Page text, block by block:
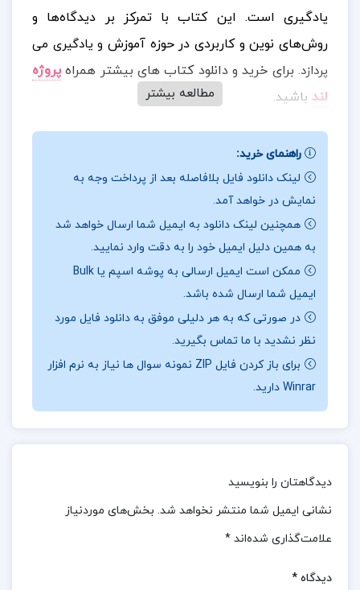
یادگیری است. این کتاب با تمرکز بر دیدگاه‌ها و
روش‌های نوین و کاربردی در حوزه آموزش و یادگیری می
پردازد. برای خرید و دانلود کتاب های بیشتر همراهپروژه
لند باشید.
📰مشخصات کتاب نظریه و روش های آموزش:این کتاب
به گونه‌ای تدوین شده است که خوانندگان را با نظریه‌ها و
روش‌های گوناگون آموزشی آشنا کرده و به آن‌ها کمک
از ویژگی‌های برجسته این کتاب، تأکید بر جنبه‌های عملی و
کاربردی آموزش است که به ارتقای مهارت‌های یادگیری
کمک می‌کند. این رویکرد، دانشجویان را به مشارکت فعال‌تر
در فرآیند یادگیری ترغیب کرده و با معرفی روش‌های نوین،
آن‌ها را با شیوه‌های جدید آموزشی آشنا می‌کند تا از این
ابزارها برای بهبود یادگیری خود بهره ببرند.
📖
این کتاب با
بررسی نظریه‌ها و روش‌های آموزشی، رویکردهای نوین و
از مباحث مهم آن، چالش‌های تدریس آنلاین است که
کاهش کنترل اساتید بر کلاس را به همراه دارد، در حالی که
آن‌ها معمولاً بر مدیریت محیط آموزشی و ارزیابی عملکرد
مطالعه بیشتر
راهنمای خرید:
لینک دانلود فایل بلافاصله بعد از پرداخت وجه به
نمایش در خواهد آمد.
همچنین لینک دانلود به ایمیل شما ارسال خواهد شد
به همین دلیل ایمیل خود را به دقت وارد نمایید.
ممکن است ایمیل ارسالی به پوشه اسپم یا Bulk
ایمیل شما ارسال شده باشد.
در صورتی که به هر دلیلی موفق به دانلود فایل مورد
نظر نشدید با ما تماس بگیرید.
برای باز کردن فایل ZIP نمونه سوال ها نیاز به نرم افزار
Winrar دارید.
دیدگاهتان را بنویسید
نشانی ایمیل شما منتشر نخواهد شد. بخش‌های موردنیاز
علامت‌گذاری شده‌اند *
دیدگاه *